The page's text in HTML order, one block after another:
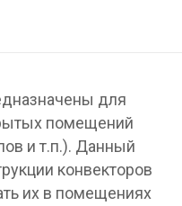
для
помещений
и т.п.). Данный
конвекторов
их в помещениях